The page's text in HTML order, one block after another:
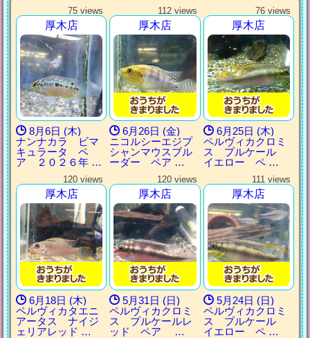
75 views
厚木店
8月6日 (木)
ナンナカラ ビマ
キュラータ ペ
ア ２０２６年 …
112 views
厚木店
6月26日 (金)
ニコルシーエジプ
シャンマウスブル
ーダー ペア …
76 views
厚木店
6月25日 (木)
ペルヴィカクロミ
ス プルケール
イエロー ペ …
120 views
厚木店
6月18日 (木)
ペルヴィカタエニ
アータス ナイジ
ェリアレッド …
120 views
厚木店
5月31日 (日)
ペルヴィカクロミ
ス プルケールレ
ッド ペア …
111 views
厚木店
5月24日 (日)
ペルヴィカクロミ
ス プルケール
イエロー ペ …